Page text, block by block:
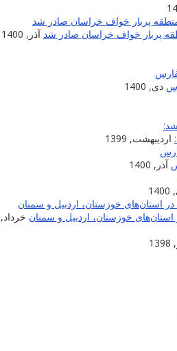
پربار خواف خراسان صادر شد آذر, 1400
دی, 1400
اردیبهشت, 1399
آذر, 1400
خوزستان، اردبیل و سمنان خرداد, 1401